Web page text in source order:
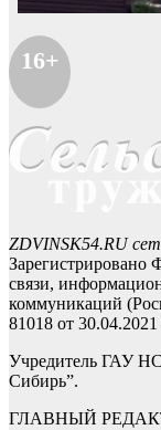
16+
ZDVINSK54.RU
Зарегистрировано
связи,
коммуникаций
81018 от 30.04.2021
Учредитель ГАУ
Сибирь”.
ГЛАВНЫЙ